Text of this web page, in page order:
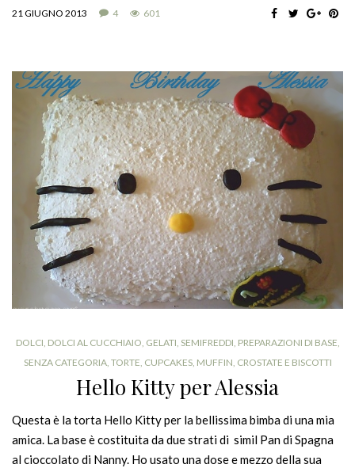
21 GIUGNO 2013 4 601
DOLCI, DOLCI AL CUCCHIAIO, GELATI, SEMIFREDDI, PREPARAZIONI DI BASE,
SENZA CATEGORIA, TORTE, CUPCAKES, MUFFIN, CROSTATE E BISCOTTI
Hello Kitty per Alessia
Questa è la torta Hello Kitty per la bellissima bimba di una mia
amica. La base è costituita da due strati di simil Pan di Spagna
al cioccolato di Nanny. Ho usato una dose e mezzo della sua